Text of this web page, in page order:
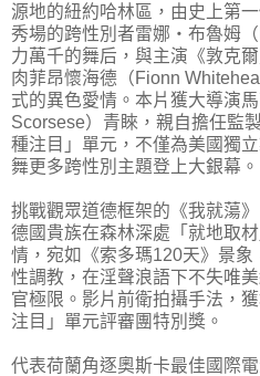
源地的紐約哈林區，由史上第
秀場的跨性別者雷娜・布魯姆
力萬千的舞后，與主演《敦克
肉菲昂懷海德（Fionn
式的異色愛情。本片獲大導演
Scorsese）青睞，親自擔任監
種注目」單元，不僅為美國獨
舞更多跨性別主題登上大銀幕。
挑戰觀眾道德框架的《我就蕩
德國貴族在森林深處「就地取
情，宛如《索多瑪120天》景
性調教，在淫聲浪語下不失唯
官極限。影片前衛拍攝手法，
注目」單元評審團特別獎。
代表荷蘭角逐奧斯卡最佳國際電